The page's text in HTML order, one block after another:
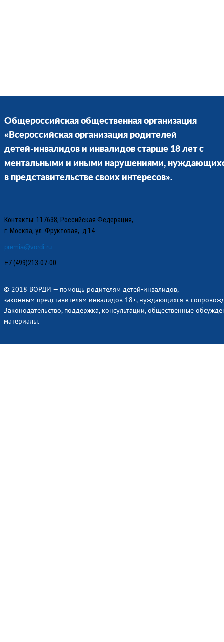
Общероссийская общественная организация
«Всероссийская организация родителей
детей-инвалидов и инвалидов старше 18 лет с
ментальными и иными нарушениями,
в представительстве своих интересов».
Контакты: 117638, Российская Федерация,
г. Москва, ул. Фруктовая, д.14
premia@vordi.ru
+7 (499)213-07-00
© 2018 ВОРДИ — помощь родителям детей-инвалидов,
законным представителям инвалидов 18+, нуждающихся в
Законодательство, поддержка, консультации, общественные
материалы.